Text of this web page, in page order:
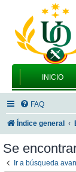
INICIO
FAQ
Índice general
Se
Ir a búsqueda